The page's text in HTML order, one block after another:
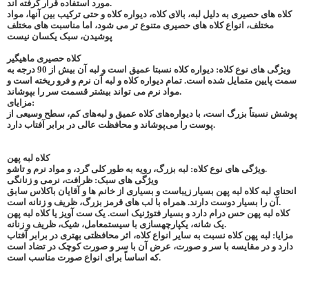
مورد استفاده قرار گرفته اند.
کلاه های حصیری به دلیل لبه، بالای کلاه، دیواره کلاه و حتی ترکیب بین آنها، مواد
مختلف، انواع کلاه های حصیری متنوع تر می شود، اما مناسبت های مختلف
پوشیدن، سبک یکسان نیست
کلاه حصیری ماهیگیر
ویژگی های نوع کلاه: دیواره کلاه نسبتا عمیق است و لبه آن بیش از 90 درجه به
سمت پایین متمایل شده است. تمام دیواره کلاه و لبه آن نرم و فرو ریخته است و
مواد نرم می تواند بیشتر قسمت سر را بپوشاند.
مزایای:
پوشش نسبتاً بزرگ است، با دیواره‌های کلاه عمیق و لبه‌های کم، سطح وسیعی از
پوست را می‌پوشاند و محافظت عالی در برابر آفتاب دارد.
کلاه لبه پهن
ویژگی های نوع کلاه: لبه بزرگ، رویه به طور کلی گرد، و مواد نرم و تاشو.
ویژگی های سبک: ظرافت، نرمی و زنانگی
انحنای لبه کلاه لبه پهن بسیار زیباست و بسیاری از خانم ها و آقایان باکلاس سابق
آن را بسیار دوست دارند. همراه با لب های قرمز بزرگ، ظریف و زنانه است.
کلاه لبه پهن حس درام دارد و بسیار فتوژنیک است. یک ست آویز یا کلاه لبه پهن
یک شانه، یکپارچهسازی با سیستمعامل، شیک، ظریف و زنانه.
مزایا: لبه پهن کلاه نسبت به سایر انواع کلاه، اثر محافظتی بهتری در برابر آفتاب
دارد و در مقایسه با سر و صورت، عرض آن با سر و صورت کوچک در تضاد است
که اساساً برای انواع صورت مناسب است.